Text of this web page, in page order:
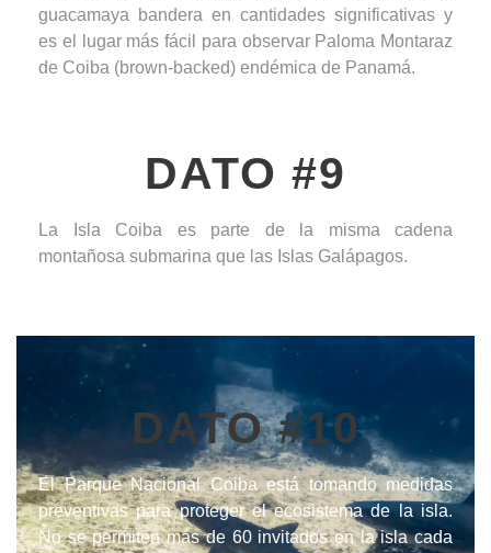
guacamaya bandera en cantidades significativas y
es el lugar más fácil para observar Paloma Montaraz
de Coiba (brown-backed) endémica de Panamá.
DATO #9
La Isla Coiba es parte de la misma cadena
montañosa submarina que las Islas Galápagos.
DATO #10
El Parque Nacional Coiba está tomando medidas
preventivas para proteger el ecosistema de la isla.
No se permiten más de 60 invitados en la isla cada